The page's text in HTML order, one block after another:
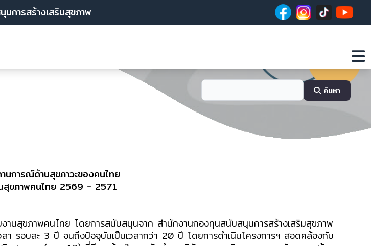
การสร้างเสริมสุขภาพ
ค้นหา
นการณ์ด้านสุขภาวะของคนไทย
สุขภาพคนไทย 2569 - 2571
านสุขภาพคนไทย โดยการสนับสนุนจาก สำนักงานกองทุนสนับสนุนการสร้างเสริมสุขภาพ
า รอบละ 3 ปี จนถึงปัจจุบันเป็นเวลากว่า 20 ปี โดยการดำเนินโครงการฯ สอดคล้องกับ